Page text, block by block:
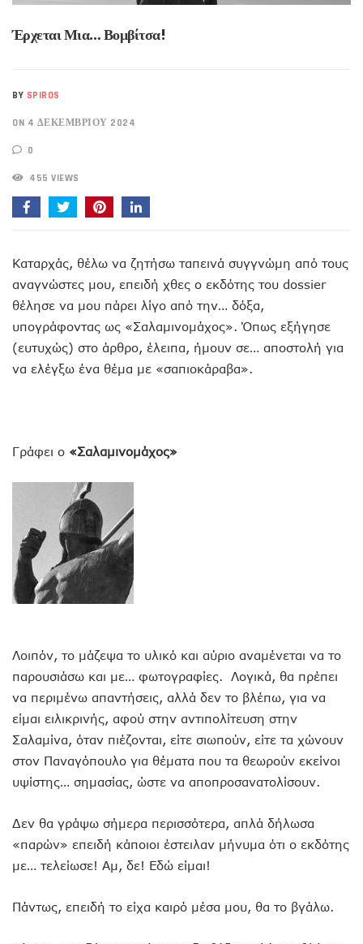
Έρχεται Μια… Βομβίτσα!
BY SPIROS
ON 4 ΔΕΚΕΜΒΡΊΟΥ 2024
0
455 VIEWS
Καταρχάς, θέλω να ζητήσω ταπεινά συγγνώμη από τους
αναγνώστες μου, επειδή χθες ο εκδότης του dossier
θέλησε να μου πάρει λίγο από την… δόξα,
υπογράφοντας ως «Σαλαμινομάχος». Όπως εξήγησε
(ευτυχώς) στο άρθρο, έλειπα, ήμουν σε… αποστολή για
να ελέγξω ένα θέμα με «σαπιοκάραβα».
Γράφει ο «Σαλαμινομάχος»
Λοιπόν, το μάζεψα το υλικό και αύριο αναμένεται να το
παρουσιάσω και με… φωτογραφίες. Λογικά, θα πρέπει
να περιμένω απαντήσεις, αλλά δεν το βλέπω, για να
είμαι ειλικρινής, αφού στην αντιπολίτευση στην
Σαλαμίνα, όταν πιέζονται, είτε σιωπούν, είτε τα χώνουν
στον Παναγόπουλο για θέματα που τα θεωρούν εκείνοι
υψίστης… σημασίας, ώστε να αποπροσανατολίσουν.
Δεν θα γράψω σήμερα περισσότερα, απλά δήλωσα
«παρών» επειδή κάποιοι έστειλαν μήνυμα ότι ο εκδότης
με… τελείωσε! Αμ, δε! Εδώ είμαι!
Πάντως, επειδή το είχα καιρό μέσα μου, θα το βγάλω.